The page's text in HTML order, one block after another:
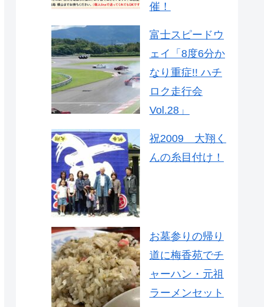
催！
富士スピードウ
ェイ「8度6分か
なり重症!! ハチ
ロク走行会
Vol.28」
祝2009 大翔く
んの糸目付け！
お墓参りの帰り
道に梅香苑でチ
ャーハン・元祖
ラーメンセット